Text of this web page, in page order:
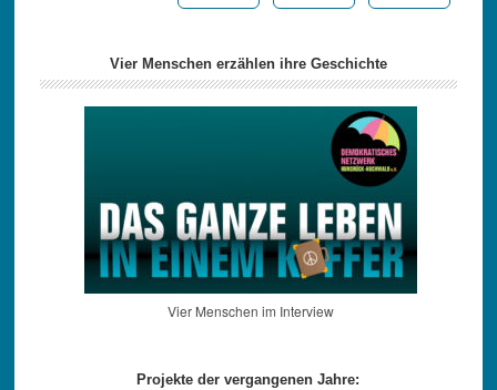
Vier Menschen erzählen ihre Geschichte
Vier Menschen im Interview
Projekte der vergangenen Jahre: